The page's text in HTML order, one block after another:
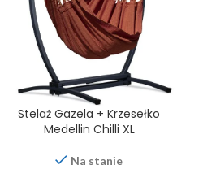
Stelaż Gazela + Krzesełko
Medellin Chilli XL
Na stanie